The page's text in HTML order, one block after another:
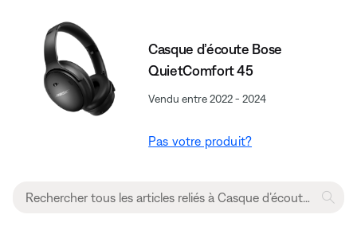
Casque d’écoute Bose
QuietComfort 45
Vendu entre 2022 - 2024
Pas votre produit?